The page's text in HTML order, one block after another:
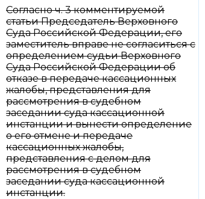
Согласно ч. 3 комментируемой
статьи Председатель Верховного
Суда Российской Федерации, его
заместитель вправе не согласиться с
определением судьи Верховного
Суда Российской Федерации об
отказе в передаче кассационных
жалобы, представления для
рассмотрения в судебном
заседании суда кассационной
инстанции и вынести определение
о его отмене и передаче
кассационных жалобы,
представления с делом для
рассмотрения в судебном
заседании суда кассационной
инстанции.